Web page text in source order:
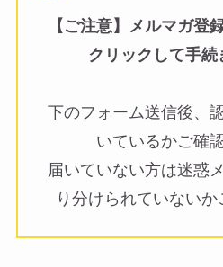
【ご注意】メルマガ登
クリックして手続
下のフォーム送信後、
いているかご確
届いていない方は迷惑
り分けられていないか